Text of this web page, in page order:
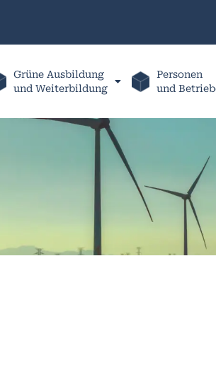
Grüne Ausbildung
und Weiterbildung
Personen
und